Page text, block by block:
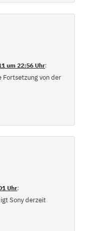
um 22:56 Uhr:
Fortsetzung von der
Uhr:
Sony derzeit